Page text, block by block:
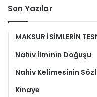
Son Yazılar
MAKSUR İSİMLERİN
Nahiv İlminin Doğuşu
Nahiv Kelimesinin
Kinaye